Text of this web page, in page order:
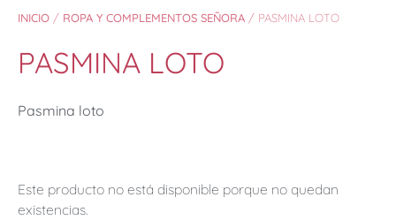
INICIO / ROPA Y COMPLEMENTOS SEÑORA / PASMINA LOTO
PASMINA LOTO
Pasmina loto
Este producto no está disponible porque no quedan
existencias.